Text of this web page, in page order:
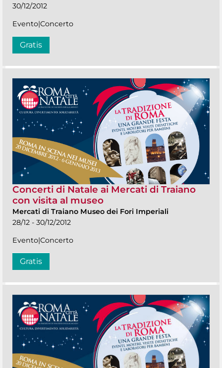
30/12/2012
Evento|Concerto
Gratis
Concerti di Natale ai Mercati di Traiano
con visita al museo
Mercati di Traiano Museo dei Fori Imperiali
28/12 - 30/12/2012
Evento|Concerto
Gratis